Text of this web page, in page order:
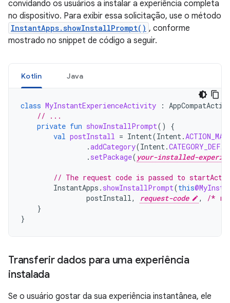
convidando os usuários a instalar a experiência completa
no dispositivo. Para exibir essa solicitação, use o método
InstantApps.showInstallPrompt() , conforme
mostrado no snippet de código a seguir.
Kotlin Java
class MyInstantExperienceActivity :
// ...
private fun showInstallPrompt()
{
val postInstall = Intent(Intent.
.addCategory(Intent.
. setPackage( your-installed-
// The request code is passed to
InstantApps . showInstallPrompt(this
postInstall, request-code ,
/*
}
}
Transferir dados para uma experiência
instalada
Se o usuário gostar da sua experiência instantânea, ele